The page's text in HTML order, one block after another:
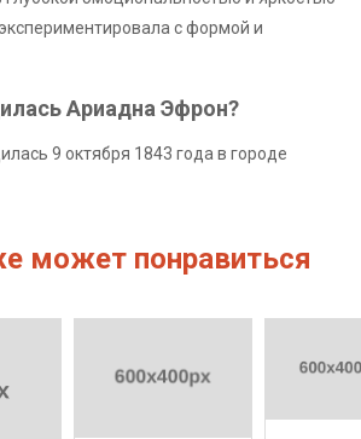
с формой и
Ариадна Эфрон?
9 октября 1843 года в городе
может понравиться